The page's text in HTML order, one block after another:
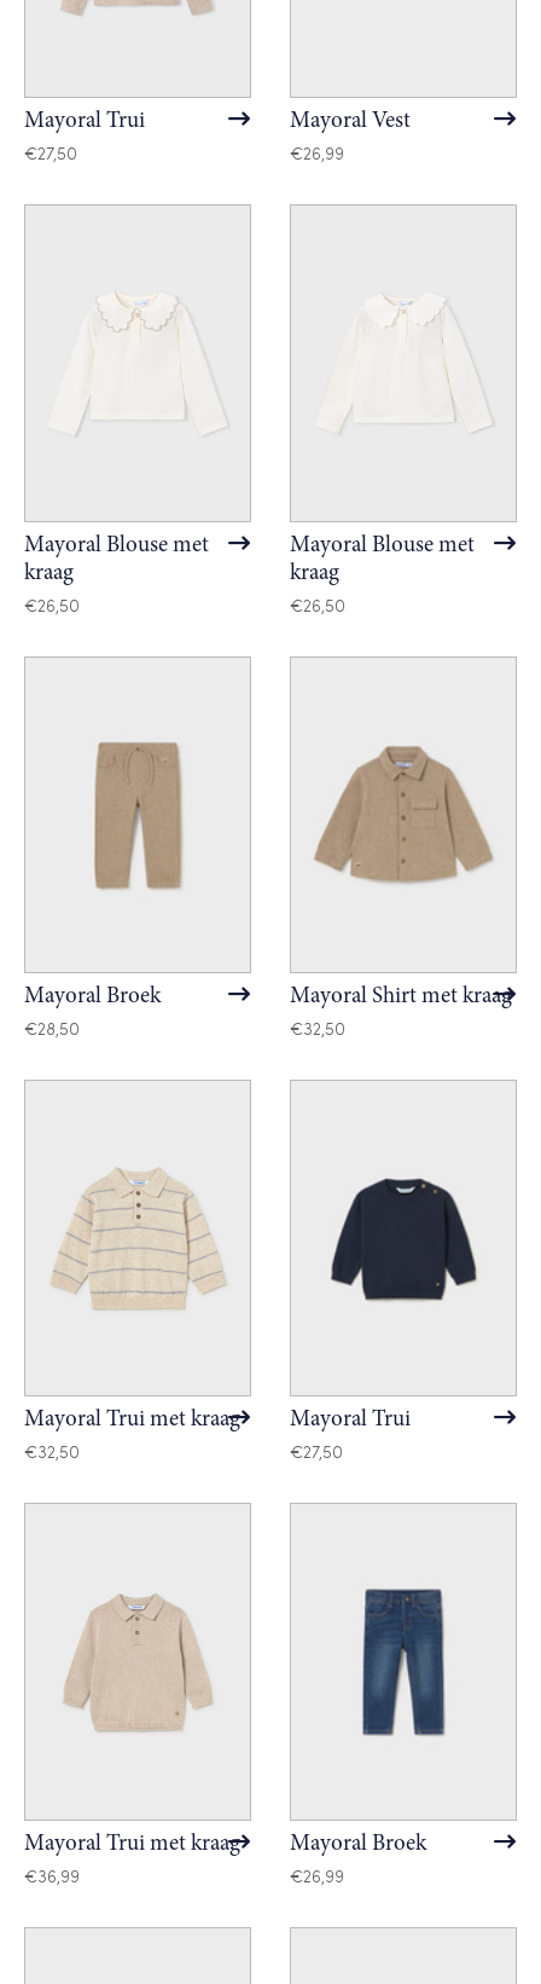
Mayoral Trui
€27,50
Mayoral Vest
€26,99
Mayoral Blouse met
kraag
€26,50
Mayoral Blouse met
kraag
€26,50
Mayoral Broek
€28,50
Mayoral Shirt met kraag
€32,50
Mayoral Trui met kraag
€32,50
Mayoral Trui
€27,50
Mayoral Trui met kraag
€36,99
Mayoral Broek
€26,99